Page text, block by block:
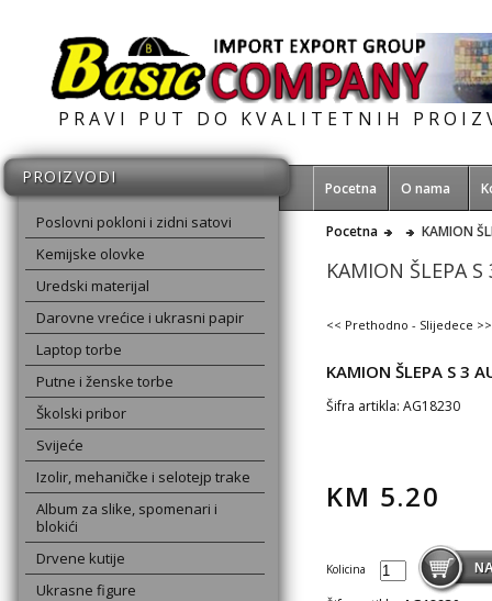
PRAVI PUT DO KVALITETNIH
Pocetna O nama
PROIZVODI
Poslovni pokloni i zidni satovi
Kemijske olovke
Uredski materijal
Darovne vrećice i ukrasni papir
Laptop torbe
Putne i ženske torbe
Školski pribor
Svijeće
Izolir, mehaničke i selotejp trake
Album za slike, spomenari i
blokići
Drvene kutije
Ukrasne figure
Pocetna KAMION
KAMION ŠLEPA
<< Prethodno - Slijedece >>
KAMION ŠLEPA S 3
Šifra artikla: AG18230
KM 5.20
Kolicina